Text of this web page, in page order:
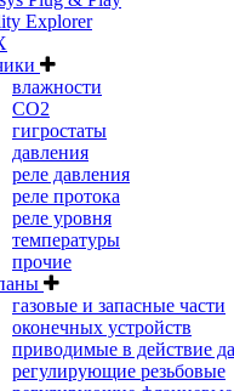
Explorer
влажности
CO2
гигростаты
давления
реле давления
реле протока
реле уровня
температуры
прочие
газовые и запасные части
оконечных устройств
приводимые в действие
регулирующие резьбовые